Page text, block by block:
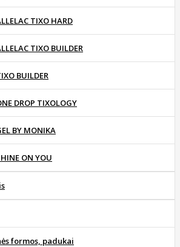
TIXO HARD
TIXO BUILDER
BUILDER
DROP TIXOLOGY
BY MONIKA
ON YOU
formos, padukai